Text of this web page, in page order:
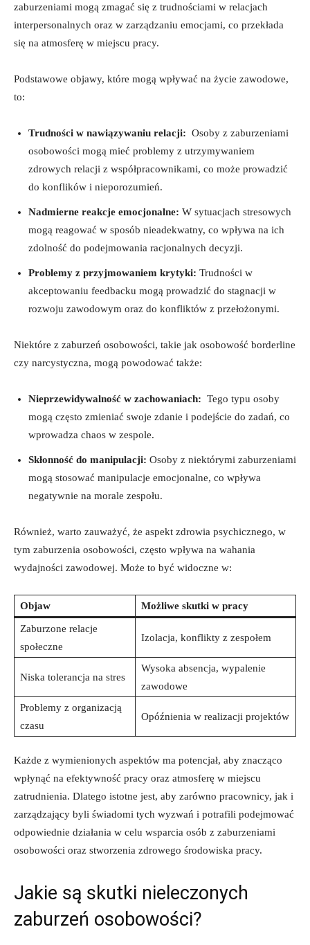
zaburzeniami mogą zmagać się z trudnościami ‌w relacjach
interpersonalnych oraz w zarządzaniu emocjami, co przekłada
się​ na atmosferę⁢ w miejscu pracy.
Podstawowe objawy, które mogą wpływać na życie zawodowe,
to:
Trudności w nawiązywaniu relacji: ‌ Osoby z zaburzeniami
osobowości mogą mieć problemy⁤ z utrzymywaniem
zdrowych relacji z współpracownikami, co może prowadzić
do ‍konflików i nieporozumień.
Nadmierne reakcje emocjonalne: W sytuacjach stresowych
mogą reagować ⁣w sposób nieadekwatny, co wpływa na⁤ ich
zdolność do podejmowania racjonalnych decyzji.
Problemy z przyjmowaniem krytyki: Trudności w
akceptowaniu feedbacku mogą prowadzić do‌ stagnacji w
rozwoju zawodowym⁣ oraz do konfliktów z przełożonymi.
Niektóre z zaburzeń osobowości, takie jak osobowość borderline
czy narcystyczna, mogą powodować także:
Nieprzewidywalność w zachowaniach: ⁤ Tego typu osoby
mogą często zmieniać swoje zdanie i podejście do zadań, co
wprowadza chaos w zespole.
Skłonność do manipulacji: Osoby z niektórymi zaburzeniami
mogą⁣ stosować manipulacje emocjonalne, co wpływa
negatywnie na morale zespołu.
Również, warto zauważyć, że aspekt ⁤zdrowia psychicznego, w⁤
tym zaburzenia​ osobowości, często⁤ wpływa na wahania
wydajności zawodowej. Może to być widoczne w:
Objaw Możliwe skutki w⁣ pracy
Zaburzone relacje
społeczne
Izolacja, konflikty z zespołem
Niska ​tolerancja na⁤ stres
Wysoka absencja, wypalenie
zawodowe
Problemy z organizacją
czasu
Opóźnienia ‌w realizacji projektów
Każde z wymienionych aspektów ​ma potencjał, aby⁣ znacząco
wpłynąć na efektywność pracy oraz atmosferę w miejscu
zatrudnienia. Dlatego istotne jest, aby zarówno pracownicy, jak i
zarządzający byli świadomi tych wyzwań i potrafili podejmować
odpowiednie działania w celu wsparcia osób z zaburzeniami
osobowości oraz stworzenia zdrowego środowiska pracy.
Jakie są skutki nieleczonych
zaburzeń ‍osobowości?